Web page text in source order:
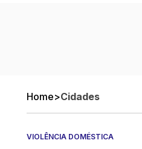
Home>Cidades
VIOLÊNCIA DOMÉSTICA